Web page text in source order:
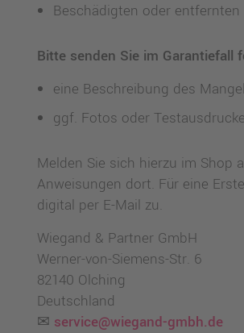
Beschädigten oder
Bitte senden Sie im Garantiefall
eine Beschreibung des
ggf. Fotos oder Testausdrucke
Melden Sie sich hierzu im Shop
Anweisungen dort. Für eine
digital per E-Mail zu.
Wiegand & Partner GmbH
Werner-von-Siemens-Str. 6
82140 Olching
Deutschland
✉ service@wiegand-gmbh.de